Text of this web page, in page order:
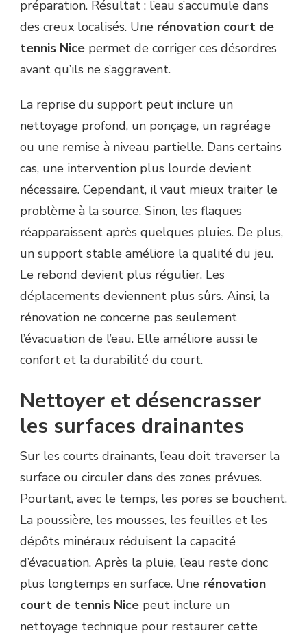
préparation. Résultat : l’eau s’accumule dans
des creux localisés. Une rénovation court de
tennis Nice permet de corriger ces désordres
avant qu’ils ne s’aggravent.
La reprise du support peut inclure un
nettoyage profond, un ponçage, un ragréage
ou une remise à niveau partielle. Dans certains
cas, une intervention plus lourde devient
nécessaire. Cependant, il vaut mieux traiter le
problème à la source. Sinon, les flaques
réapparaissent après quelques pluies. De plus,
un support stable améliore la qualité du jeu.
Le rebond devient plus régulier. Les
déplacements deviennent plus sûrs. Ainsi, la
rénovation ne concerne pas seulement
l’évacuation de l’eau. Elle améliore aussi le
confort et la durabilité du court.
Nettoyer et désencrasser
les surfaces drainantes
Sur les courts drainants, l’eau doit traverser la
surface ou circuler dans des zones prévues.
Pourtant, avec le temps, les pores se bouchent.
La poussière, les mousses, les feuilles et les
dépôts minéraux réduisent la capacité
d’évacuation. Après la pluie, l’eau reste donc
plus longtemps en surface. Une rénovation
court de tennis Nice peut inclure un
nettoyage technique pour restaurer cette